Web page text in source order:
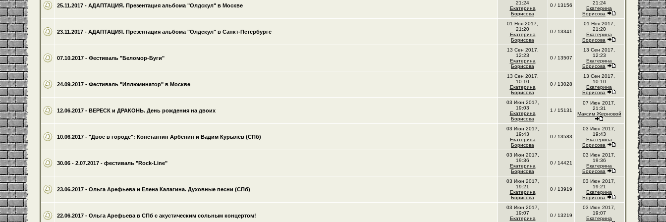
25.11.2017 - АДАПТАЦИЯ. Презентация альбома "Олдскул" в Москве
21:24
Екатерина
Борисова
0 / 13156
21:24
Екатерина
Борисова
23.11.2017 - АДАПТАЦИЯ. Презентация альбома "Олдскул" в Санкт-Петербурге
01 Ноя 2017,
21:20
Екатерина
Борисова
0 / 13341
01 Ноя 2017,
21:20
Екатерина
Борисова
07.10.2017 - Фестиваль "Беломор-Буги"
13 Сен 2017,
12:23
Екатерина
Борисова
0 / 13507
13 Сен 2017,
12:23
Екатерина
Борисова
24.09.2017 - Фестиваль "Иллюминатор" в Москве
13 Сен 2017,
10:10
Екатерина
Борисова
0 / 13028
13 Сен 2017,
10:10
Екатерина
Борисова
12.06.2017 - ВЕРЕСК и ДРАКОНЬ. День рождения на двоих
03 Июн 2017,
19:03
Екатерина
Борисова
1 / 15131
07 Июн 2017,
21:31
Максим Жерновой
10.06.2017 - "Двое в городе": Константин Арбенин и Вадим Курылёв (СПб)
03 Июн 2017,
19:43
Екатерина
Борисова
0 / 13583
03 Июн 2017,
19:43
Екатерина
Борисова
30.06 - 2.07.2017 - фестиваль "Rock-Line"
03 Июн 2017,
19:36
Екатерина
Борисова
0 / 14421
03 Июн 2017,
19:36
Екатерина
Борисова
23.06.2017 - Ольга Арефьева и Елена Калагина. Духовные песни (СПб)
03 Июн 2017,
19:21
Екатерина
Борисова
0 / 13919
03 Июн 2017,
19:21
Екатерина
Борисова
22.06.2017 - Ольга Арефьева в СПб с акустическим сольным концертом!
03 Июн 2017,
19:07
Екатерина
0 / 13219
03 Июн 2017,
19:07
Екатерина